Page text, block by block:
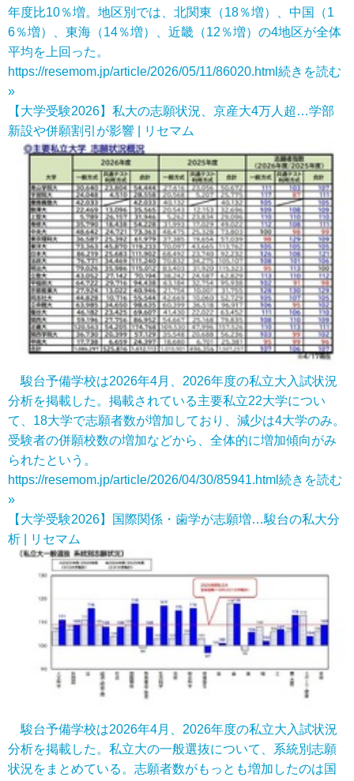
年度比10％増。地区別では、北関東（18％増）、中国（1
6％増）、東海（14％増）、近畿（12％増）の4地区が全体
平均を上回った。
https://resemom.jp/article/2026/05/11/86020.html 続きを読む
»
【大学受験2026】私大の志願状況、京産大4万人超…学部
新設や併願割引が影響 | リセマム
駿台予備学校は2026年4月、2026年度の私立大入試状況
分析を掲載した。掲載されている主要私立22大学につい
て、18大学で志願者数が増加しており、減少は4大学のみ。
受験者の併願校数の増加などから、全体的に増加傾向がみ
られたという。
https://resemom.jp/article/2026/04/30/85941.html 続きを読む
»
【大学受験2026】国際関係・歯学が志願増…駿台の私大分
析 | リセマム
駿台予備学校は2026年4月、2026年度の私立大入試状況
分析を掲載した。私立大の一般選抜について、系統別志願
状況をまとめている。志願者数がもっとも増加したのは国